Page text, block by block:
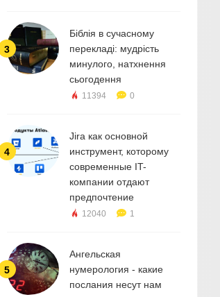
3
Біблія в сучасному
перекладі: мудрість
минулого, натхнення
сьогодення
11394 0
4
Jira как основной
инструмент, которому
современные IT-
компании отдают
предпочтение
12040 1
5
Ангельская
нумерология - какие
послания несут нам